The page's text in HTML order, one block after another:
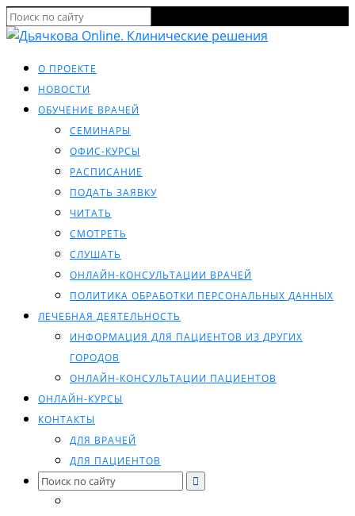
О ПРОЕКТЕ
НОВОСТИ
ОБУЧЕНИЕ ВРАЧЕЙ
СЕМИНАРЫ
ОФИС-КУРСЫ
РАСПИСАНИЕ
ПОДАТЬ ЗАЯВКУ
ЧИТАТЬ
СМОТРЕТЬ
СЛУШАТЬ
ОНЛАЙН-КОНСУЛЬТАЦИИ ВРАЧЕЙ
ПОЛИТИКА ОБРАБОТКИ ПЕРСОНАЛЬНЫХ ДАННЫХ
ЛЕЧЕБНАЯ ДЕЯТЕЛЬНОСТЬ
ИНФОРМАЦИЯ ДЛЯ ПАЦИЕНТОВ ИЗ ДРУГИХ
ГОРОДОВ
ОНЛАЙН-КОНСУЛЬТАЦИИ ПАЦИЕНТОВ
ОНЛАЙН-КУРСЫ
КОНТАКТЫ
ДЛЯ ВРАЧЕЙ
ДЛЯ ПАЦИЕНТОВ
Search
for: